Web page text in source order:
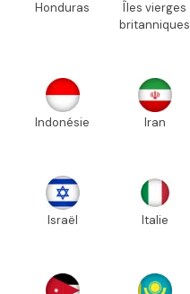
Honduras
Îles vierges
britanniques
Indonésie Iran
Israël Italie